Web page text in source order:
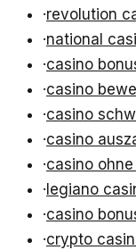
·revolution
·national
·casino
·casino
·casino
·casino
·casino
· legiano
·casino
·crypto